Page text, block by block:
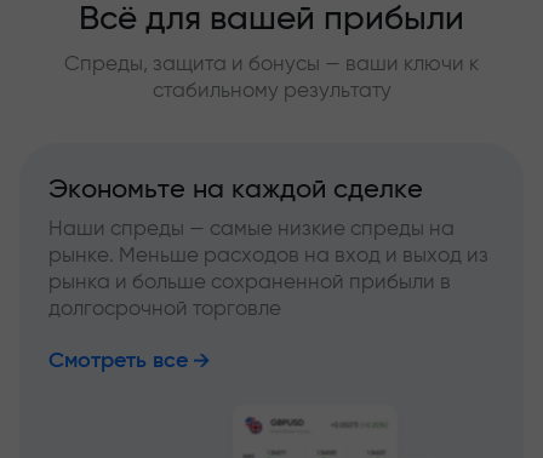
Всё для вашей прибыли
Спреды, защита и бонусы — ваши ключи к
стабильному результату
Экономьте на каждой сделке
Наши спреды — самые низкие спреды на
рынке. Меньше расходов на вход и выход из
рынка и больше сохраненной прибыли в
долгосрочной торговле
Смотреть все